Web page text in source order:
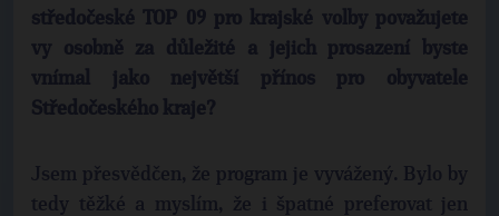
středočeské TOP 09 pro krajské volby považujete
vy osobně za důležité a jejich prosazení byste
vnímal jako největší přínos pro obyvatele
Středočeského kraje?
Jsem přesvědčen, že program je vyvážený. Bylo by
tedy těžké a myslím, že i špatné preferovat jen